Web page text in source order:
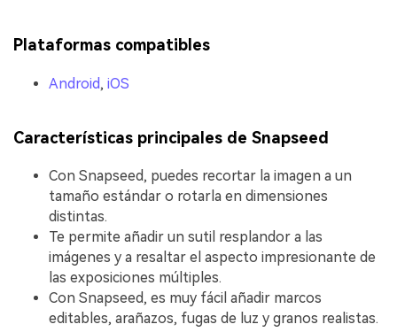
Plataformas compatibles
Android, iOS
Características principales de Snapseed
Con Snapseed, puedes recortar la imagen a un
tamaño estándar o rotarla en dimensiones
distintas.
Te permite añadir un sutil resplandor a las
imágenes y a resaltar el aspecto impresionante de
las exposiciones múltiples.
Con Snapseed, es muy fácil añadir marcos
editables, arañazos, fugas de luz y granos realistas.